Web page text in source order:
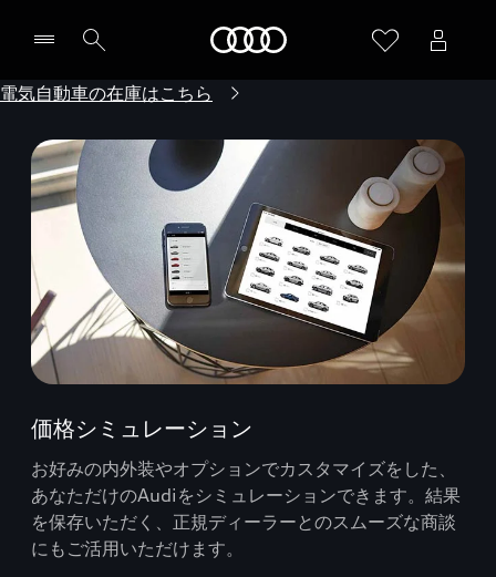
電気自動車の在庫はこちら
価格シミュレーション
お好みの内外装やオプションでカスタマイズをした、
あなただけのAudiをシミュレーションできます。結果
を保存いただく、正規ディーラーとのスムーズな商談
にもご活用いただけます。